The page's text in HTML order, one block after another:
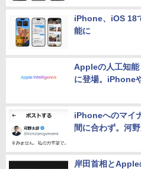
iPhone、iOS 18
能に
Appleの人工知
に登場。iPhone
iPhoneへのマイ
間に合わず。河
岸田首相と